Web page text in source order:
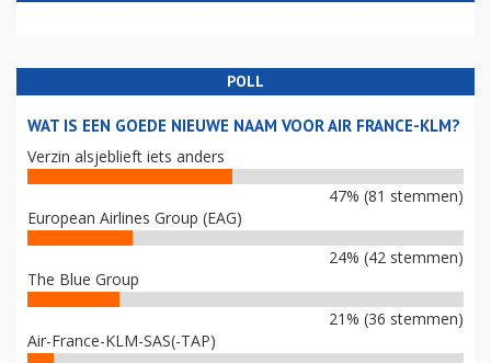
POLL
WAT IS EEN GOEDE NIEUWE NAAM VOOR AIR FRANCE-KLM?
Verzin alsjeblieft iets anders
47% (81 stemmen)
European Airlines Group (EAG)
24% (42 stemmen)
The Blue Group
21% (36 stemmen)
Air-France-KLM-SAS(-TAP)